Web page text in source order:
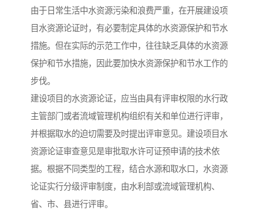
由于日常生活中水资源污染和浪费严重，在开展建设项
目水资源论证时，有必要制定具体的水资源保护和节水
措施。但在实际的示范工作中，往往缺乏具体的水资源
保护和节水措施，因此要加快水资源保护和节水工作的
步伐。
建设项目的水资源论证，应当由具有评审权限的水行政
主管部门或者流域管理机构组织有关和单位进行评审，
并根据取水的迫切需要及时提出评审意见。建设项目水
资源论证审查意见是审批取水许可证预申请的技术依
据。根据不同类型的工程，结合水源和取水口，水资源
论证实行分级评审制度，由水利部或流域管理机构、
省、市、县进行评审。